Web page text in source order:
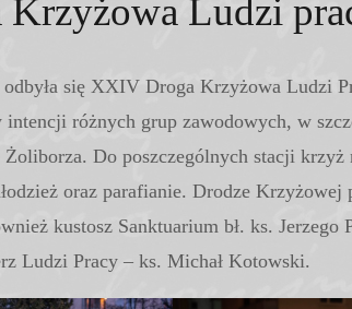
Ludzi
się XXIV Droga Krzyżowa Ludzi
intencji różnych grup zawodowych, w
Do poszczególnych stacji krzyż
oraz parafianie. Drodze Krzyżowej
kustosz Sanktuarium bł. ks. Jerzego
Ludzi Pracy – ks. Michał Kotowski.